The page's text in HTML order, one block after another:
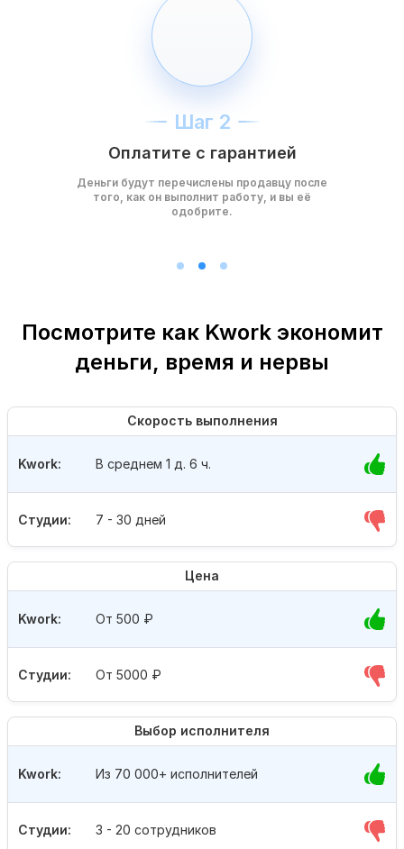
Шаг 2
Оплатите с гарантией
Деньги будут перечислены продавцу после
того, как он выполнит работу, и вы её
одобрите.
Посмотрите как Kwork экономит
деньги, время и нервы
Скорость выполнения
Студии: 7 - 30 дней
Kwork: В среднем 1 д. 6 ч.
Цена
Студии: От 5000 ₽
Kwork: От 500 ₽
Выбор исполнителя
Студии: 3 - 20 сотрудников
Kwork: Из 70 000+ исполнителей